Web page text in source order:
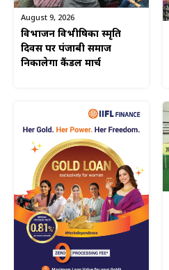
August 9, 2026
विभाजन विभीषिका स्मृति
दिवस पर पंजाबी समाज
निकालेगा कैंडल मार्च